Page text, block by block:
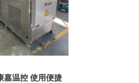
嘉温控 使用便捷